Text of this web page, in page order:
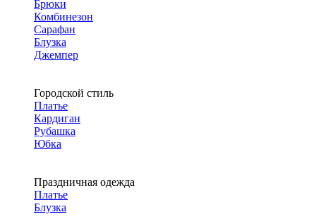
Брюки
Комбинезон
Сарафан
Блузка
Джемпер
Городской стиль
Платье
Кардиган
Рубашка
Юбка
Праздничная одежда
Платье
Блузка